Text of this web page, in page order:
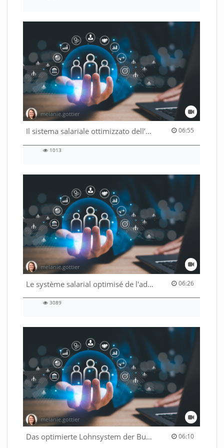
melanie.gottier
Il sistema salariale ottimizzato dell’Amministrazione federale 06:55
06:55 duration
1013
melanie.gottier
Le système salarial optimisé de l'administration fédérale 06:26
06:26 duration
3089
melanie.gottier
Das optimierte Lohnsystem der Bundesverwaltung 06:10
06:10 duration